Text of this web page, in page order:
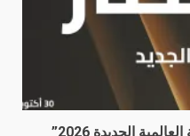
الرياض تستضيف “مؤتمر الرياضة العالمية الجديدة 2026”